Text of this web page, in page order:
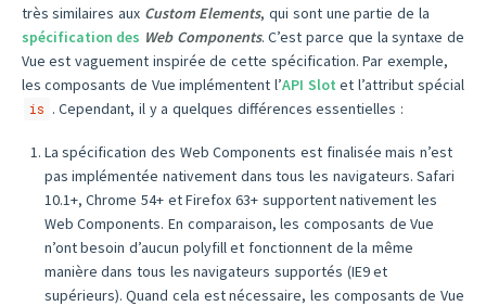
très similaires aux Custom Elements, qui sont une partie de la
spécification des Web Components. C’est parce que la syntaxe de
Vue est vaguement inspirée de cette spécification. Par exemple,
les composants de Vue implémentent l’API Slot et l’attribut spécial
is . Cependant, il y a quelques différences essentielles :
La spécification des Web Components est finalisée mais n’est
pas implémentée nativement dans tous les navigateurs. Safari
10.1+, Chrome 54+ et Firefox 63+ supportent nativement les
Web Components. En comparaison, les composants de Vue
n’ont besoin d’aucun polyfill et fonctionnent de la même
manière dans tous les navigateurs supportés (IE9 et
supérieurs). Quand cela est nécessaire, les composants de Vue